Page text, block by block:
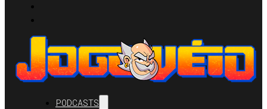
PODCASTS